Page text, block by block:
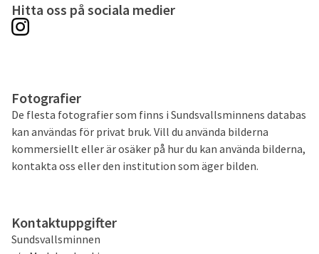
Hitta oss på sociala medier
Fotografier
De flesta fotografier som finns i Sundsvallsminnens databas
kan användas för privat bruk. Vill du använda bilderna
kommersiellt eller är osäker på hur du kan använda bilderna,
kontakta oss eller den institution som äger bilden.
Kontaktuppgifter
Sundsvallsminnen